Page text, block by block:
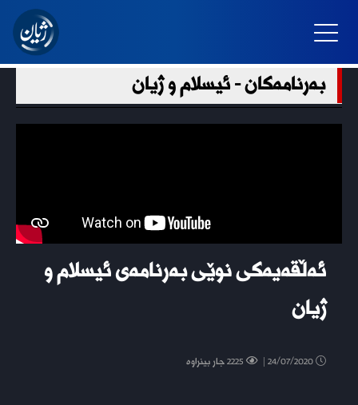
بەرنامەکان - ئیسلام و ژیان
ئەڵقەیەکی نوێی بەرنامەی ئیسلام و
ژیان